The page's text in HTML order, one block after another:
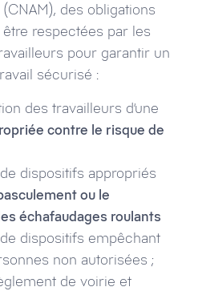
(CNAM), des obligations
respectées par les
pour garantir un
sécurisé :
des travailleurs d’une
contre le risque de
dispositifs appropriés
ou le
échafaudages roulants
dispositifs empêchant
non autorisées ;
de voirie et